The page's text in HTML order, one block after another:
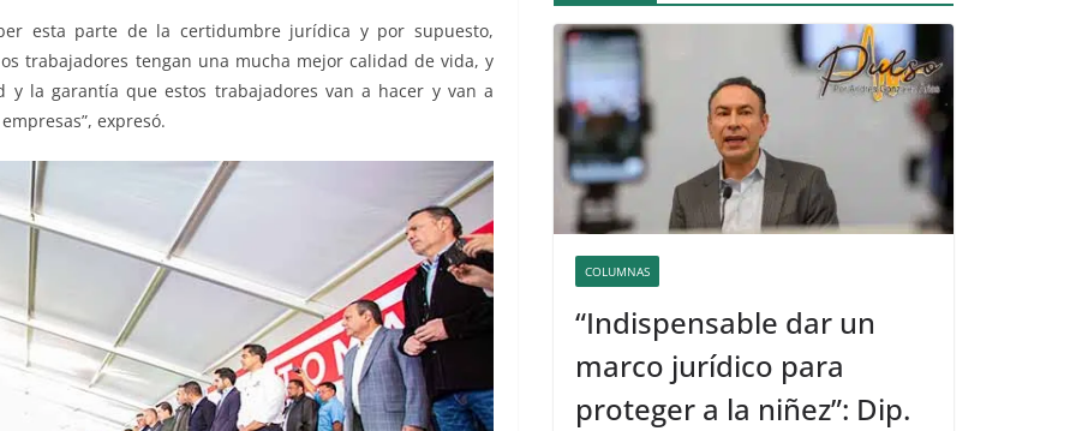
esta parte de la certidumbre jurídica y por supuesto,
trabajadores tengan una mucha mejor calidad de vida, y
y la garantía que estos trabajadores van a hacer y van a
expresó.
COLUMNAS
“Indispensable dar un
marco jurídico para
proteger a la niñez”: Dip.